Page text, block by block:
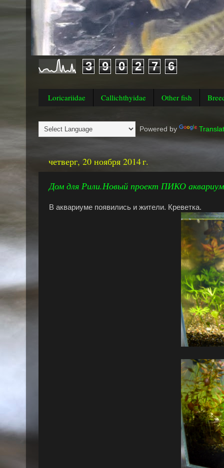
3 9 0 2 7 6
Loricariidae Callichthyidae Other fish
Powered by
четверг, 20 ноября 2014 г.
Дом для Рили.Новый проект ПИКО
В аквариуме появились и жители. Креветка.